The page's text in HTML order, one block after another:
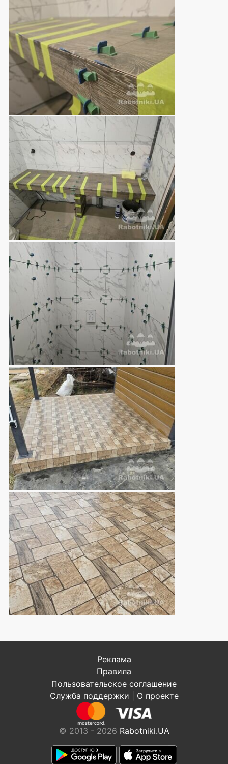
Реклама
Правила
Пользовательское соглашение
Служба поддержки
О проекте
© 2013 - 2026 Rabotniki.UA